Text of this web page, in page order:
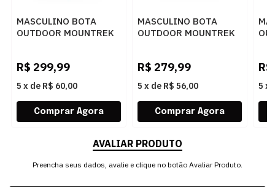
MASCULINO BOTA
OUTDOOR MOUNTREK
R$ 299,99
5 x de R$ 60,00
MASCULINO BOTA
OUTDOOR MOUNTREK
R$ 279,99
5 x de R$ 56,00
R$
5 x
AVALIAR PRODUTO
Preencha seus dados, avalie e clique no botão Avaliar Produto.